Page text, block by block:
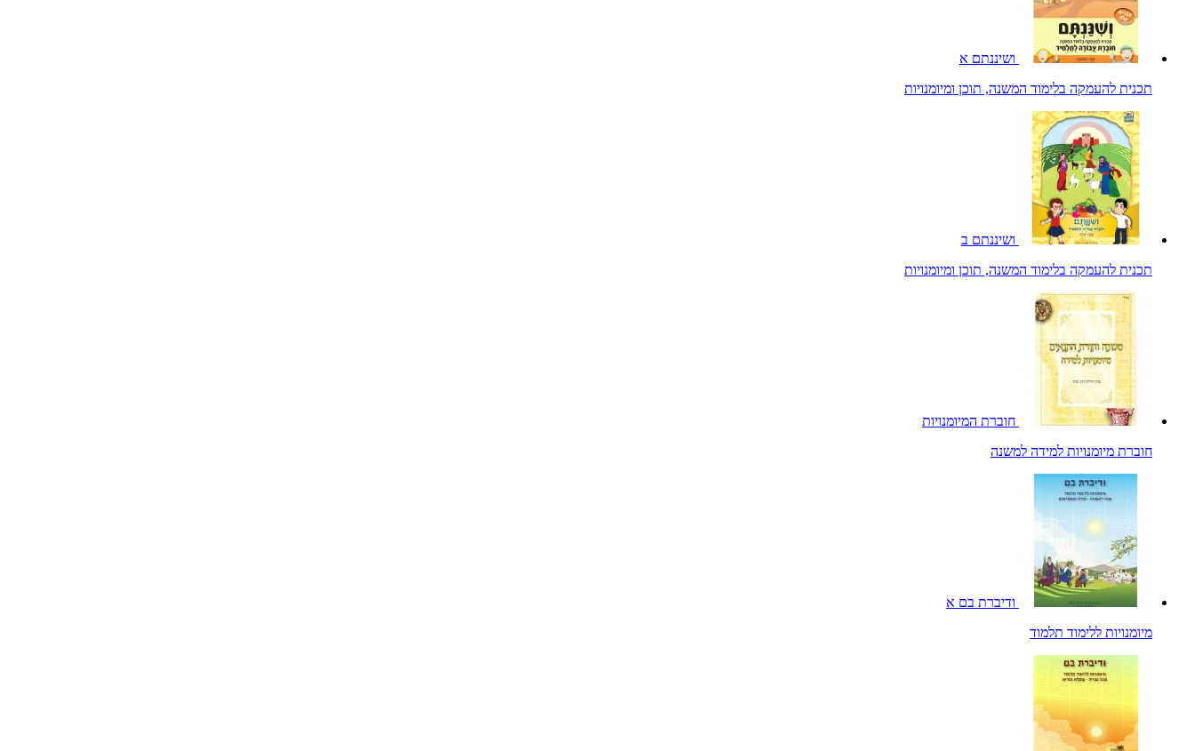
ושיננתם א
תכנית להעמקה בלימוד המשנה, תוכן ומיומנויות
ושיננתם ב
תכנית להעמקה בלימוד המשנה, תוכן ומיומנויות
חוברת המיומנויות
חוברת מיומנויות למידה למשנה
ודיברת בם א
מיומנויות ללימוד תלמוד